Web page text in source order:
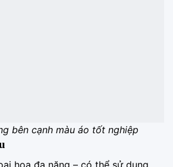
bên cạnh màu áo tốt nghiệp
hoa đa năng – có thể sử dụng